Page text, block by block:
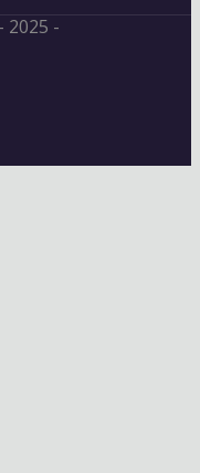
2025 -